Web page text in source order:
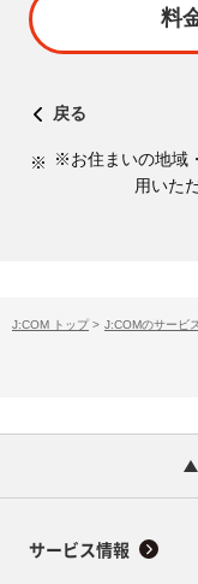
料
戻る
※お住まいの地域
用いた
J:COM トップ > J:COMのサービ
サービス情報